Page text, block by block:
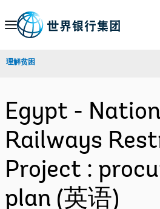
Skip
Navigation
理解贫困
Egypt -
Railways
Project :
plan (英语)